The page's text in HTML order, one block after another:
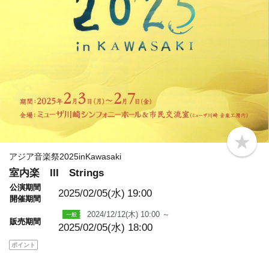
b
o
アジア音楽祭2025inKawasaki
室内楽 III Strings
公演期間
開催期間
2025/02/05(水) 19:00
販売期間
2024/12/12(木) 10:00 ～
2025/02/05(水) 18:00
ポイント